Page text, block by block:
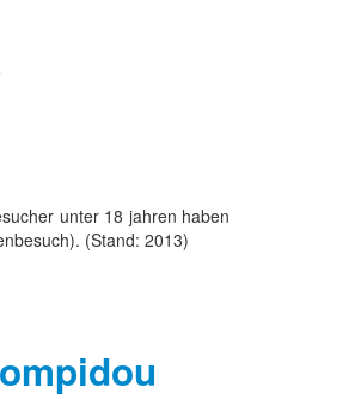
unter 18 jahren haben
(Stand: 2013)